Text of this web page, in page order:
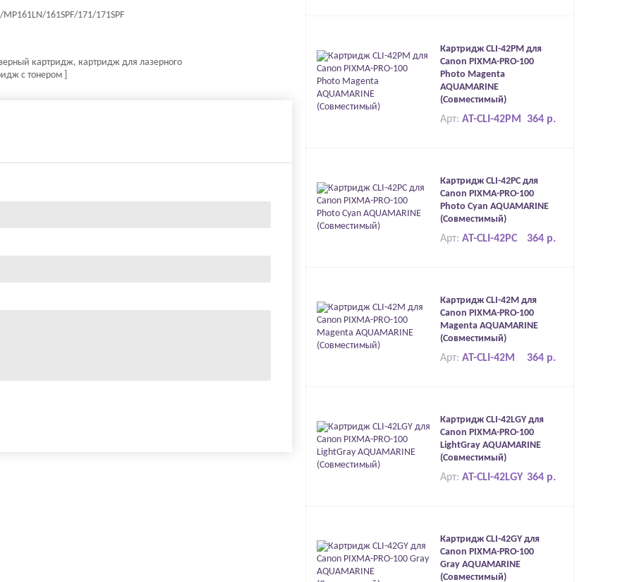
161SPF/171/171SPF
картридж, картридж для лазерного
с тонером ]
Картридж CLI-42PM для
Canon PIXMA-PRO-100
Photo Magenta
AQUAMARINE
(Совместимый)
364 р.
Арт: AT-CLI-42PM
Картридж CLI-42PC для
Canon PIXMA-PRO-100
Photo Cyan AQUAMARINE
(Совместимый)
364 р.
Арт: AT-CLI-42PC
Картридж CLI-42M для
Canon PIXMA-PRO-100
Magenta AQUAMARINE
(Совместимый)
364 р.
Арт:AT-CLI-42M
Картридж CLI-42LGY для
Canon PIXMA-PRO-100
LightGray AQUAMARINE
(Совместимый)
364 р.
Арт: AT-CLI-42LGY
Картридж CLI-42GY для
Canon PIXMA-PRO-100
Gray AQUAMARINE
(Совместимый)